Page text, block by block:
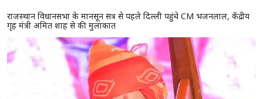
राजस्थान विधानसभा के मानसून सत्र से पहले दिल्ली पहुंचे CM भजनलाल, केंद्रीय
गृह मंत्री अमित शाह से की मुलाकात